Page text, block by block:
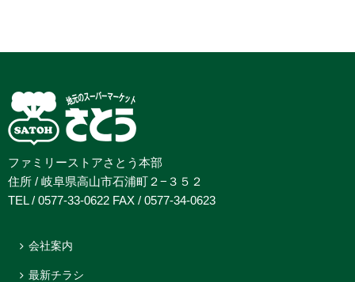
ファミリーストアさとう本部
住所 / 岐阜県高山市石浦町２−３５２
TEL / 0577-33-0622 FAX / 0577-34-0623
会社案内
最新チラシ